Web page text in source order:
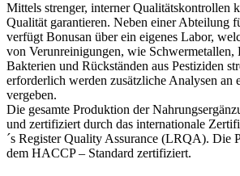
Mittels strenger, interner Qualitätskontrollen
Qualität garantieren. Neben einer Abteilung
verfügt Bonusan über ein eigenes Labor,
von Verunreinigungen, wie Schwermetallen,
Bakterien und Rückständen aus Pestiziden
erforderlich werden zusätzliche Analysen an
vergeben.
Die gesamte Produktion der
und zertifiziert durch das internationale
´s Register Quality Assurance (LRQA). Die
dem HACCP – Standard zertifiziert.